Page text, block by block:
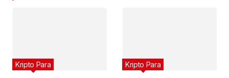
Kripto Para Kripto Para